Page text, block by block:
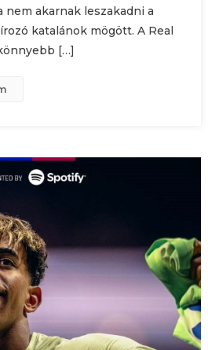
nem akarnak leszakadni a
katalánok mögött. A Real
[…]